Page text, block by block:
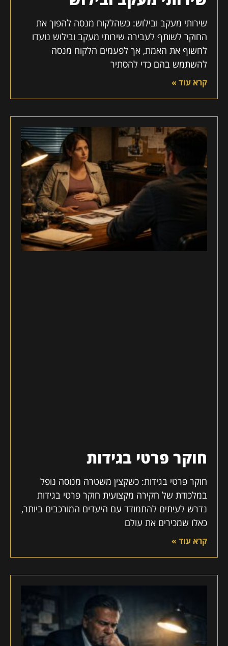
שירותי מעקב ובילוש: כשהלקוח מנסה להפוך את
החוקר לשותף לעבירה שירותי מעקב ובילוש נועדו
לחשוף את האמת, אך לפעמים הלקוח מנסה
להשתמש בהם כדי להסתיר
קרא עוד »
חוקר פרטי בגידות
חוקר פרטי בגידות: כשקצין משטרה מנוסה נופל
במלכודת של חקירה מקצועית חוקר פרטי בגידות
נדרש לעיתים להתמודד עם היעדים המורכבים ביותר,
כאלו שמכירים את עולם
קרא עוד »